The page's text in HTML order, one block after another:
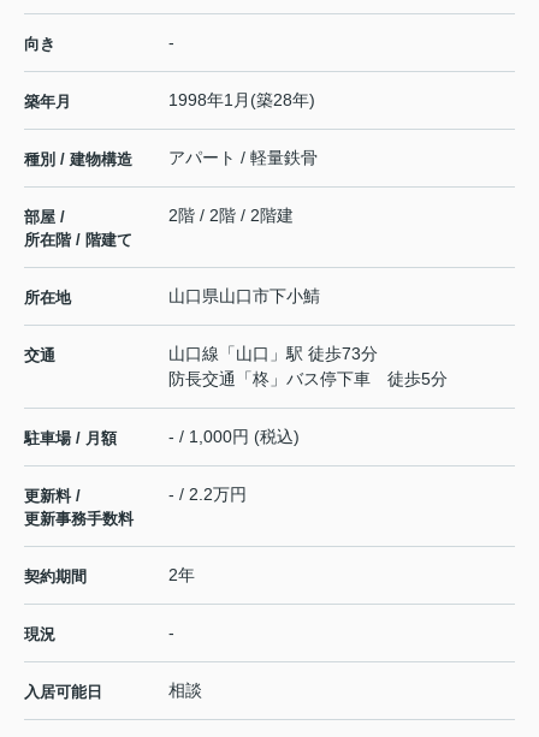
向き -
築年月 1998年1月(築28年)
種別 / 建物構造 アパート / 軽量鉄骨
部屋 /
所在階 / 階建て
2階 / 2階 / 2階建
所在地 山口県山口市下小鯖
交通 山口線 「山口 」駅 徒歩73分
防長交通「柊」バス停下車 徒歩5分
駐車場 / 月額 - / 1,000円 (税込)
更新料 /
更新事務手数料
- / 2.2万円
契約期間 2年
現況 -
入居可能日 相談